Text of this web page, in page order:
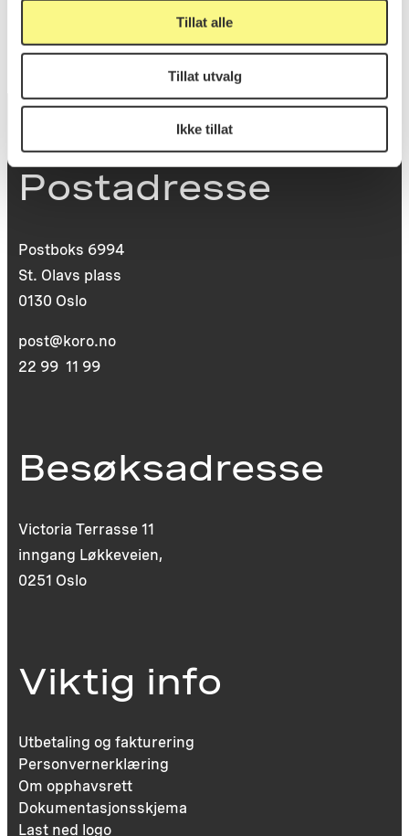
Tillat alle
Tillat utvalg
Ikke tillat
Postadresse
Postboks 6994
St. Olavs plass
0130 Oslo
post@koro.no
22 99 11 99
Besøksadresse
Victoria Terrasse 11
inngang Løkkeveien,
0251 Oslo
Viktig info
Utbetaling og fakturering
Personvernerklæring
Om opphavsrett
Dokumentasjonsskjema
Last ned logo